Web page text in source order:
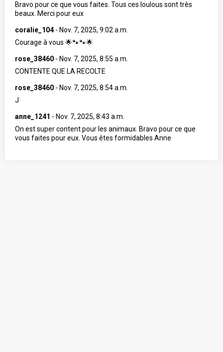
Bravo pour ce que vous faites. Tous ces loulous sont très
beaux. Merci pour eux
coralie_104- Nov. 7, 2025, 9:02 a.m.
Courage à vous 🌟🐾🐾🌟
rose_38460 - Nov. 7, 2025, 8:55 a.m.
CONTENTE QUE LA RECOLTE
rose_38460 - Nov. 7, 2025, 8:54 a.m.
J
anne_1241 - Nov. 7, 2025, 8:43 a.m.
On est super content pour les animaux. Bravo pour ce que
vous faites pour eux. Vous êtes formidables Anne